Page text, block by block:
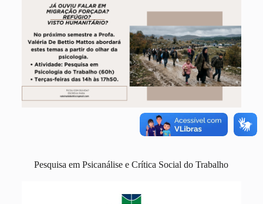
Pesquisa em Psicanálise e Crítica Social do Trabalho